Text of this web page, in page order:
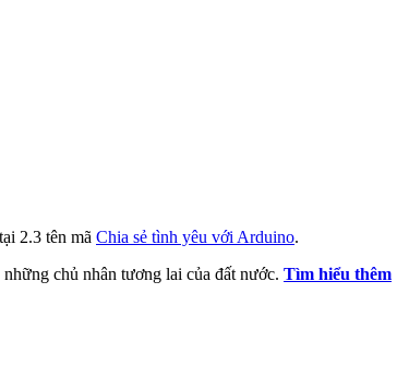
2.3 tên mã Chia sẻ tình yêu với Arduino.
chủ nhân tương lai của đất nước. Tìm hiểu thêm